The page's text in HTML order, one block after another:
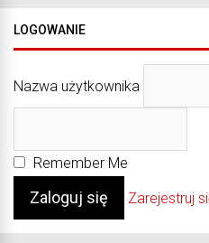
LOGOWANIE
Nazwa użytkownika
Remember Me
Zarejestruj